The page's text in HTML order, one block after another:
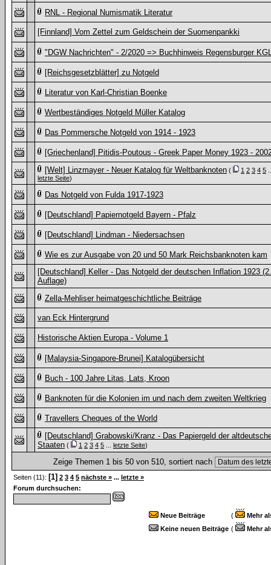
RNL - Regional Numismatik Literatur
[Finnland] Vom Zettel zum Geldschein der Suomenpankki
"DGW Nachrichten" - 2/2020 => Buchhinweis Regensburger
[Reichsgesetzblätter] zu Notgeld
Literatur von Karl-Christian Boenke
Wertbeständiges Notgeld Müller Katalog
Das Pommersche Notgeld von 1914 - 1923
[Griechenland] Pitidis-Poutous - Greek Paper Money 1923 -
[Welt] Linzmayer - Neuer Katalog für Weltbanknoten ( 1 2 3 4 5
letzte Seite)
Das Notgeld von Fulda 1917-1923
[Deutschland] Papiernotgeld Bayern - Pfalz
[Deutschland] Lindman - Niedersachsen
Wie es zur Ausgabe von 20 und 50 Mark Reichsbanknoten kam
[Deutschland] Keller - Das Notgeld der deutschen Inflation 1923 (2.
Auflage)
Zella-Mehliser heimatgeschichtliche Beiträge
van Eck Hintergrund
Historische Aktien Europa - Volume 1
[Malaysia-Singapore-Brunei] Katalogübersicht
Buch - 100 Jahre Litas, Lats, Kroon
Banknoten für die Kolonien im und nach dem zweiten Weltkrieg
Travellers Cheques of the World
[Deutschland] Grabowski/Kranz - Das Papiergeld der
Staaten ( 1 2 3 4 5 letzte Seite)
Zeige Themen 1 bis 50 von 510, sortiert nach
Seiten (11): [1] 2 3 4 5 nächste » ... letzte »
Forum durchsuchen:
Neue Beiträge (
Mehr
Keine neuen Beiträge ( Mehr